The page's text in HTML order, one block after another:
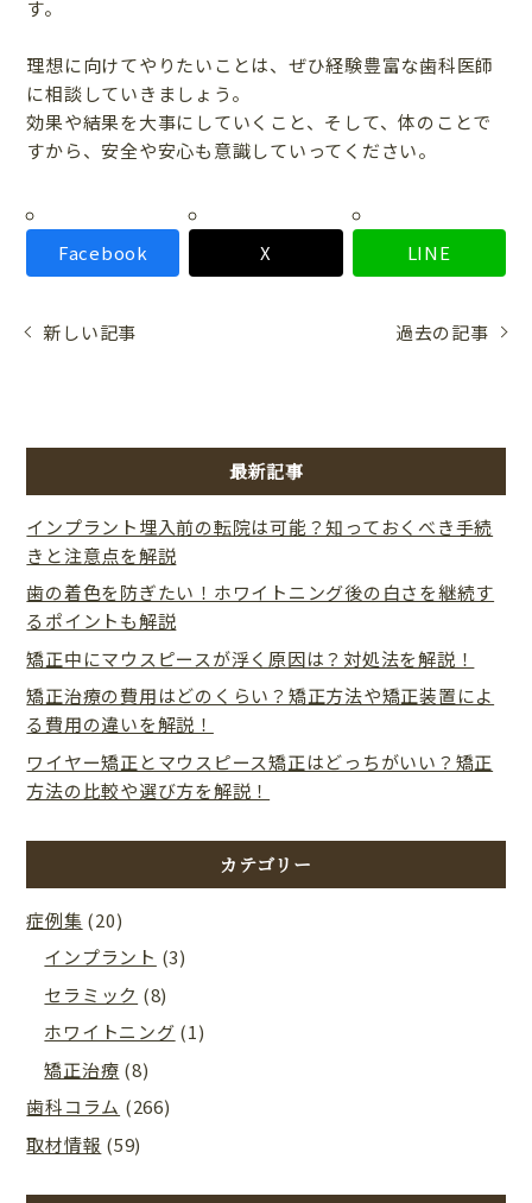
す。
理想に向けてやりたいことは、ぜひ経験豊富な歯科医師
に相談していきましょう。
効果や結果を大事にしていくこと、そして、体のことで
すから、安全や安心も意識していってください。
Facebook X LINE
新しい記事 過去の記事
最新記事
インプラント埋入前の転院は可能？知っておくべき手続
きと注意点を解説
歯の着色を防ぎたい！ホワイトニング後の白さを継続す
るポイントも解説
矯正中にマウスピースが浮く原因は？対処法を解説！
矯正治療の費用はどのくらい？矯正方法や矯正装置によ
る費用の違いを解説！
ワイヤー矯正とマウスピース矯正はどっちがいい？矯正
方法の比較や選び方を解説！
カテゴリー
症例集 (20)
インプラント (3)
セラミック (8)
ホワイトニング (1)
矯正治療 (8)
歯科コラム (266)
取材情報 (59)